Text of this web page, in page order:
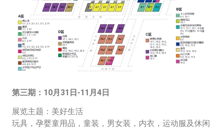
第三期：10月31日-11月4日
展览主题：美好生活
玩具，孕婴童用品，童装，男女装，内衣，运动服及休闲